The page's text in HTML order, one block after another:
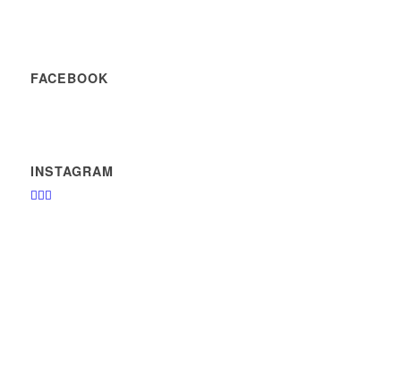
FACEBOOK
INSTAGRAM
🏄‍♂️🤙